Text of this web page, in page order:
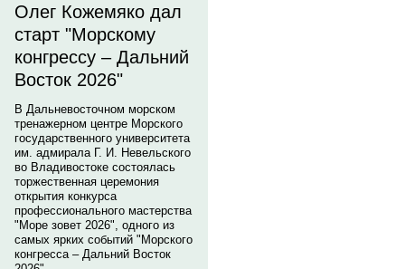
Олег Кожемяко дал
старт "Морскому
конгрессу – Дальний
Восток 2026"
В Дальневосточном морском
тренажерном центре Морского
государственного университета
им. адмирала Г. И. Невельского
во Владивостоке состоялась
торжественная церемония
открытия конкурса
профессионального мастерства
"Море зовет 2026", одного из
самых ярких событий "Морского
конгресса – Дальний Восток